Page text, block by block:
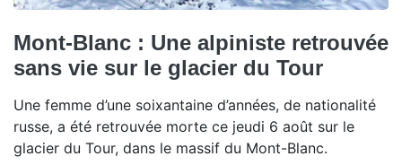
Mont-Blanc : Une alpiniste retrouvée
sans vie sur le glacier du Tour
Une femme d’une soixantaine d’années, de nationalité
russe, a été retrouvée morte ce jeudi 6 août sur le
glacier du Tour, dans le massif du Mont-Blanc.